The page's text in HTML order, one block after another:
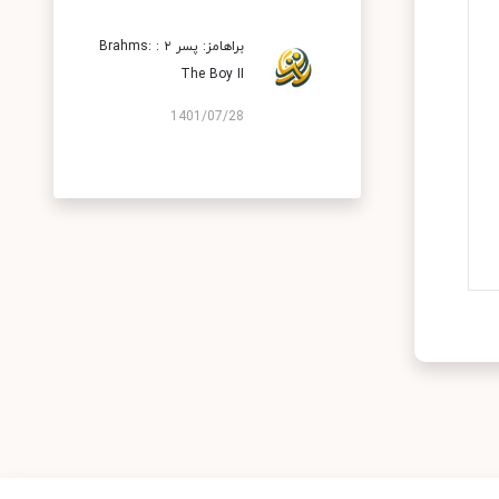
براهامز: پسر ۲ : Brahms:
The Boy II
1401/07/28